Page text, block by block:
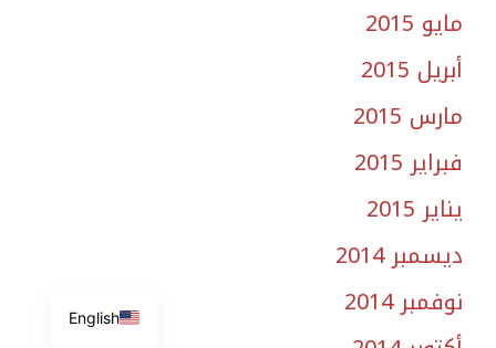
مايو 2015
أبريل 2015
مارس 2015
فبراير 2015
يناير 2015
ديسمبر 2014
نوفمبر 2014
English